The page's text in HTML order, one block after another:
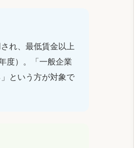
れ、最低賃金以上
度）。「一般企業
という方が対象で